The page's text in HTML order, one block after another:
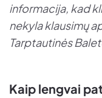
informacija, kad
nekyla klausimų
Tarptautinės
Kaip lengvai